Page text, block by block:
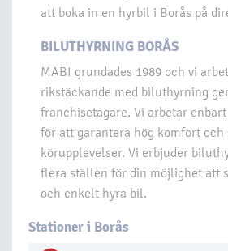
att boka in en hyrbil i Borås på
BILUTHYRNING BORÅS
MABI grundades 1989 och vi
rikstäckande med biluthyrning
franchisetagare. Vi arbetar
för att garantera hög komfort och
körupplevelser. Vi erbjuder
flera ställen för din möjlighet att
och enkelt hyra bil.
Stationer i Borås